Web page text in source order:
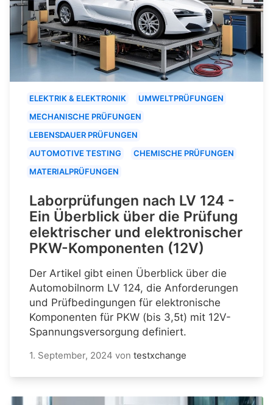
ELEKTRIK & ELEKTRONIK
UMWELTPRÜFUNGEN
MECHANISCHE PRÜFUNGEN
LEBENSDAUER PRÜFUNGEN
AUTOMOTIVE TESTING
CHEMISCHE PRÜFUNGEN
MATERIALPRÜFUNGEN
Laborprüfungen nach LV 124 -
Ein Überblick über die Prüfung
elektrischer und elektronischer
PKW-Komponenten (12V)
Der Artikel gibt einen Überblick über die
Automobilnorm LV 124, die Anforderungen
und Prüfbedingungen für elektronische
Komponenten für PKW (bis 3,5t) mit 12V-
Spannungsversorgung definiert.
1. September, 2024 von testxchange